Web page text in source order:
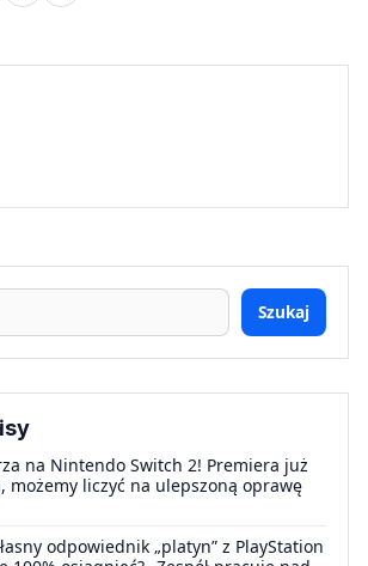
Szukaj
na Nintendo Switch 2! Premiera już
możemy liczyć na ulepszoną oprawę
odpowiednik „platyn” z PlayStation